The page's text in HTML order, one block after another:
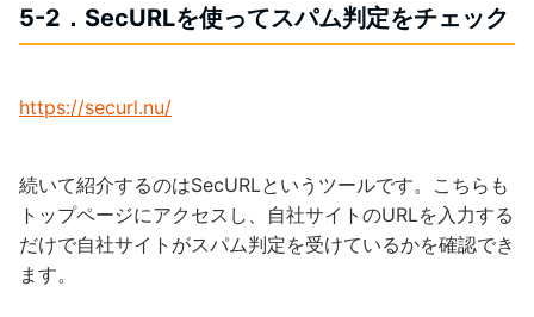
5-2．SecURLを使ってスパム判定をチェック
https://securl.nu/
続いて紹介するのはSecURLというツールです。こちらも
トップページにアクセスし、自社サイトのURLを入力する
だけで自社サイトがスパム判定を受けているかを確認でき
ます。